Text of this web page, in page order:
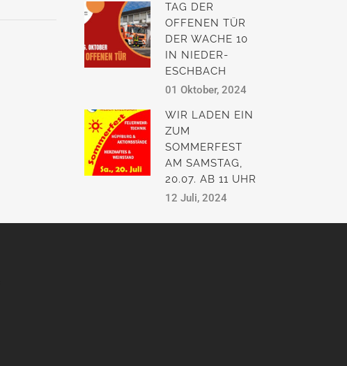
TAG DER
OFFENEN TÜR
DER WACHE 10
IN NIEDER-
ESCHBACH
01 Oktober, 2024
WIR LADEN EIN
ZUM
SOMMERFEST
AM SAMSTAG,
20.07. AB 11 UHR
12 Juli, 2024